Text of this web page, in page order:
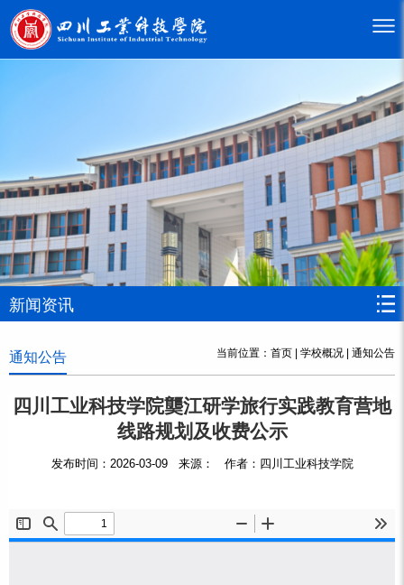
新闻资讯
通知公告 当前位置： 首页 | 学校概况 | 通知公告
四川工业科技学院龑江研学旅行实践教育营地
线路规划及收费公示
发布时间：2026-03-09 来源： 作者：四川工业科技学院